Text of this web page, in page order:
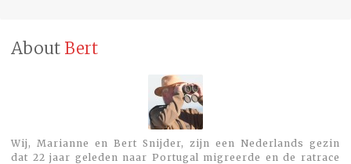
About Bert
Wij, Marianne en Bert Snijder, zijn een Nederlands gezin
dat 22 jaar geleden naar Portugal migreerde en de ratrace